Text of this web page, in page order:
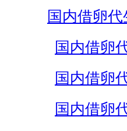
国内借卵
国内借卵
国内借卵
国内借卵